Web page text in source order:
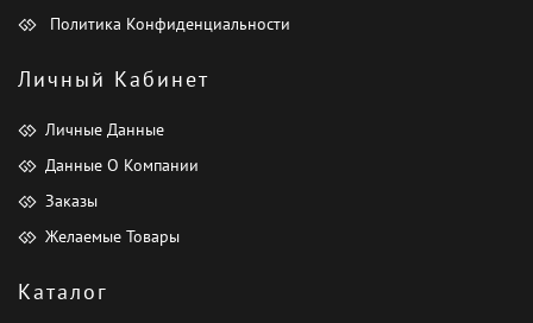
Политика Конфиденциальности
Личный Кабинет
Личные Данные
Данные О Компании
Заказы
Желаемые Товары
Каталог